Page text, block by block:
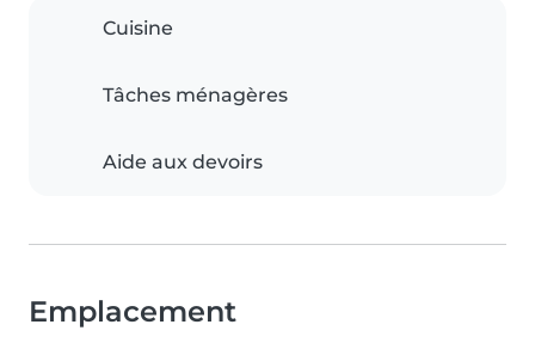
Cuisine
Tâches ménagères
Aide aux devoirs
Emplacement